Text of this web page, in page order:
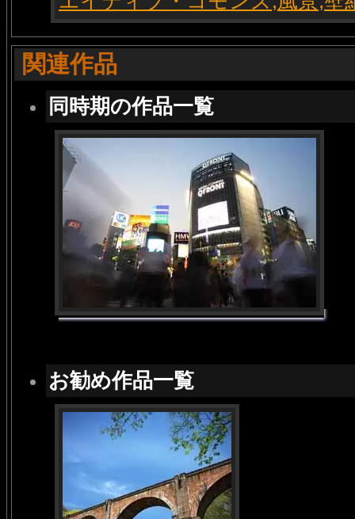
関連作品
同時期の作品一覧
お勧め作品一覧